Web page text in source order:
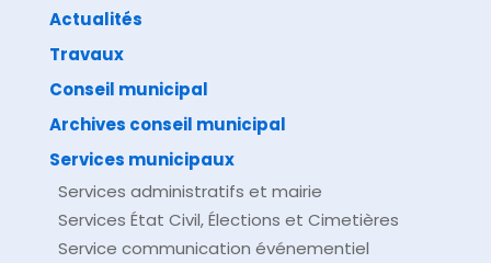
Direction de l'information légale et administrative
Actualités
Travaux
Conseil municipal
Archives conseil municipal
Services municipaux
Services administratifs et mairie
Services État Civil, Élections et Cimetières
Service communication événementiel